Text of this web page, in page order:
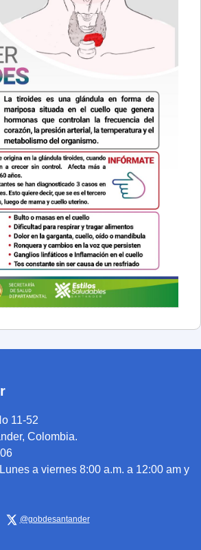
11-52
Colombia.
Lunes a viernes 8:00 a.m. a 12:00 am y
@gobdesantander